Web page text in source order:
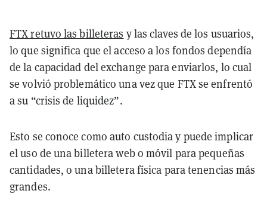
FTX retuvo las billeteras y las claves de los usuarios,
lo que significa que el acceso a los fondos dependía
de la capacidad del exchange para enviarlos, lo cual
se volvió problemático una vez que FTX se enfrentó
a su “crisis de liquidez”.
Esto se conoce como auto custodia y puede implicar
el uso de una billetera web o móvil para pequeñas
cantidades, o una billetera física para tenencias más
grandes.